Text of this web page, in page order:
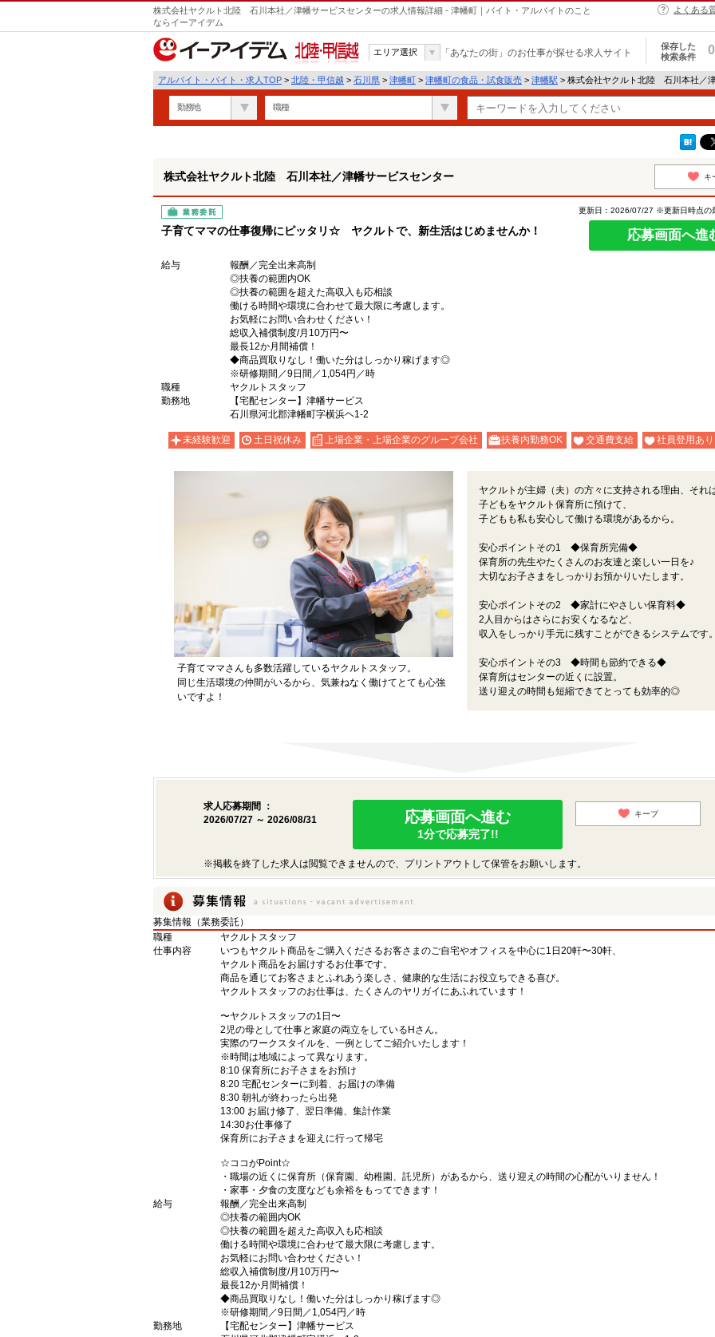
株式会社ヤクルト北陸 石川本社／津幡サービスセンターの求人情報詳細 - 津幡町｜バイト・アルバイトのこと
ならイーアイデム
よくある
北陸・甲信越
エリア選択 「あなたの街」のお仕事が探せる求人サイト
保存した
検索条件
0
アルバイト・バイト・求人TOP > 北陸・甲信越 > 石川県 > 津幡町 > 津幡町の食品・試食販売 > 津幡駅 > 株式会社ヤクルト北陸 石川本社／
勤務地 職種
株式会社ヤクルト北陸 石川本社／津幡サービスセンター キ
業務委託
子育てママの仕事復帰にピッタリ☆ ヤクルトで、新生活はじめませんか！
更新日：2026/07/27 ※更新日時点の
応募画面へ進
給与
報酬／完全出来高制
◎扶養の範囲内OK
◎扶養の範囲を超えた高収入も応相談
働ける時間や環境に合わせて最大限に考慮します。
お気軽にお問い合わせください！
総収入補償制度/月10万円〜
最長12か月間補償！
◆商品買取りなし！働いた分はしっかり稼げます◎
※研修期間／9日間／1,054円／時
職種
ヤクルトスタッフ
勤務地
【宅配センター】津幡サービス
石川県河北郡津幡町字横浜ヘ1-2
未経験歓迎 土日祝休み 上場企業・上場企業のグループ会社 扶養内勤務OK 交通費支給 社員登用あり
子育てママさんも多数活躍しているヤクルトスタッフ。
同じ生活環境の仲間がいるから、気兼ねなく働けてとても心強
いですよ！
ヤクルトが主婦（夫）の方々に支持される理由、それ
子どもをヤクルト保育所に預けて、
子どもも私も安心して働ける環境があるから。
安心ポイントその1 ◆保育所完備◆
保育所の先生やたくさんのお友達と楽しい一日を♪
大切なお子さまをしっかりお預かりいたします。
安心ポイントその2 ◆家計にやさしい保育料◆
2人目からはさらにお安くなるなど、
収入をしっかり手元に残すことができるシステムです
安心ポイントその3 ◆時間も節約できる◆
保育所はセンターの近くに設置。
送り迎えの時間も短縮できてとっても効率的◎
求人応募期間 ：
2026/07/27 ～ 2026/08/31
応募画面へ進む
1分で応募完了!!
キープ
※掲載を終了した求人は閲覧できませんので、プリントアウトして保管をお願いします。
募集情報（業務委託）
職種
ヤクルトスタッフ
仕事内容
いつもヤクルト商品をご購入くださるお客さまのご自宅やオフィスを中心に1日20軒〜30軒、
ヤクルト商品をお届けするお仕事です。
商品を通じてお客さまとふれあう楽しさ、健康的な生活にお役立ちできる喜び。
ヤクルトスタッフのお仕事は、たくさんのヤリガイにあふれています！
〜ヤクルトスタッフの1日〜
2児の母として仕事と家庭の両立をしているHさん。
実際のワークスタイルを、一例としてご紹介いたします！
※時間は地域によって異なります。
8:10 保育所にお子さまをお預け
8:20 宅配センターに到着、お届けの準備
8:30 朝礼が終わったら出発
13:00 お届け修了、翌日準備、集計作業
14:30お仕事修了
保育所にお子さまを迎えに行って帰宅
☆ココがPoint☆
・職場の近くに保育所（保育園、幼稚園、託児所）があるから、送り迎えの時間の心配がいりません！
・家事・夕食の支度なども余裕をもってできます！
給与
報酬／完全出来高制
◎扶養の範囲内OK
◎扶養の範囲を超えた高収入も応相談
働ける時間や環境に合わせて最大限に考慮します。
お気軽にお問い合わせください！
総収入補償制度/月10万円〜
最長12か月間補償！
◆商品買取りなし！働いた分はしっかり稼げます◎
※研修期間／9日間／1,054円／時
勤務地
【宅配センター】津幡サービス